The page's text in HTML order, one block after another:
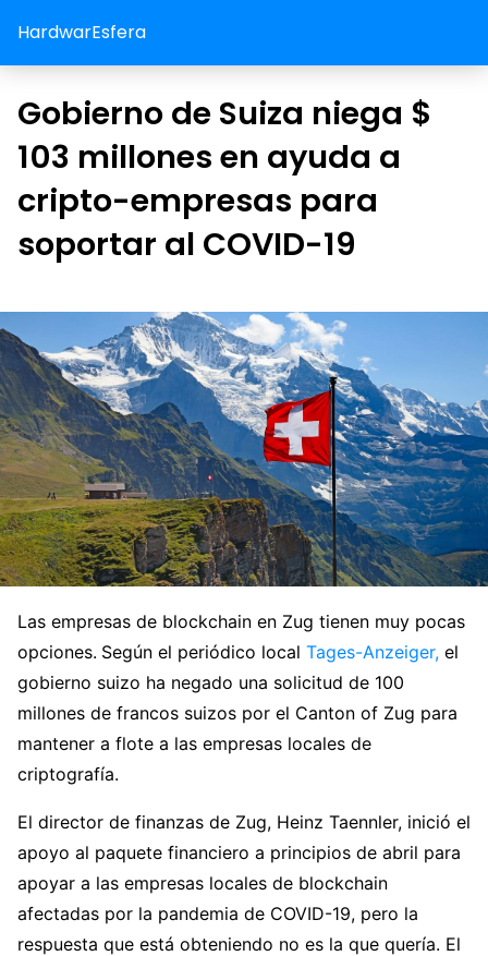
HardwarEsfera
Gobierno de Suiza niega $
103 millones en ayuda a
cripto-empresas para
soportar al COVID-19
Las empresas de blockchain en Zug tienen muy pocas
opciones. Según el periódico local Tages-Anzeiger, el
gobierno suizo ha negado una solicitud de 100
millones de francos suizos por el Canton of Zug para
mantener a flote a las empresas locales de
criptografía.
El director de finanzas de Zug, Heinz Taennler, inició el
apoyo al paquete financiero a principios de abril para
apoyar a las empresas locales de blockchain
afectadas por la pandemia de COVID-19, pero la
respuesta que está obteniendo no es la que quería. El